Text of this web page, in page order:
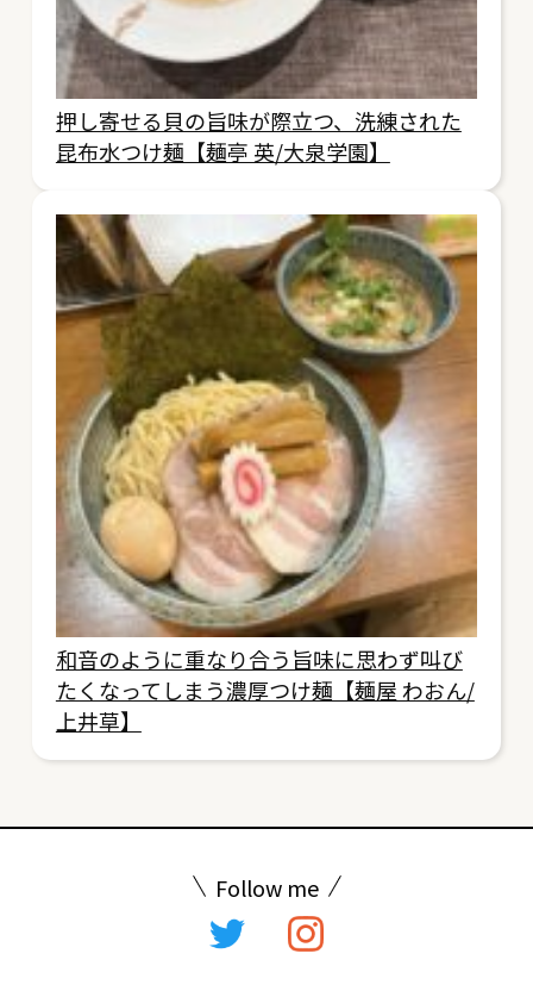
押し寄せる貝の旨味が際立つ、洗練された
昆布水つけ麺【麺亭 英/大泉学園】
和音のように重なり合う旨味に思わず叫び
たくなってしまう濃厚つけ麺【麺屋 わおん/
上井草】
Follow me